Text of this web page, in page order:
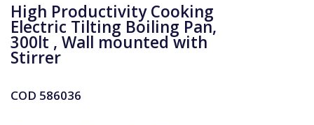
High Productivity Cooking
Electric Tilting Boiling Pan,
300lt , Wall mounted with
Stirrer
COD 586036